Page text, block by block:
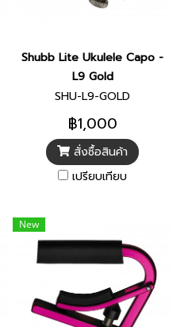
Shubb Lite Ukulele Capo -
L9 Gold
SHU-L9-GOLD
฿1,000
สั่งซื้อสินค้า
เปรียบเทียบ
New